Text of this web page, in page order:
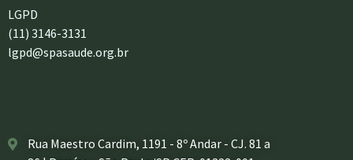
LGPD
(11) 3146-3131
lgpd@spasaude.org.br
Rua Maestro Cardim, 1191 - 8º Andar - CJ. 81 a